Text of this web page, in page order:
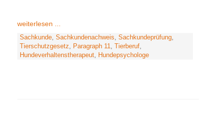
weiterlesen ...
Sachkunde, Sachkundenachweis, Sachkundeprüfung,
Tierschutzgesetz, Paragraph 11, Tierberuf,
Hundeverhaltenstherapeut, Hundepsychologe